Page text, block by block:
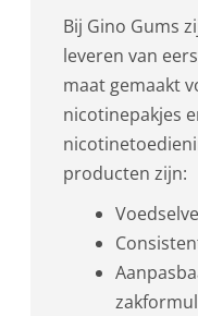
Bij Gino Gums
leveren van
maat gemaakt
nicotinepakjes
producten zijn: